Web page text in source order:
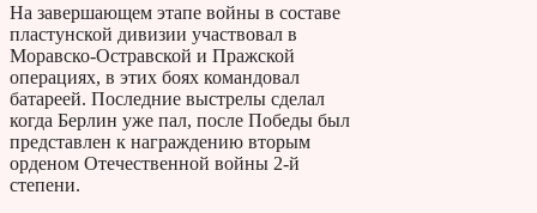
На завершающем этапе войны в составе
пластунской дивизии участвовал в
Моравско-Остравской и Пражской
операциях, в этих боях командовал
батареей. Последние выстрелы сделал
когда Берлин уже пал, после Победы был
представлен к награждению вторым
орденом Отечественной войны 2-й
степени.